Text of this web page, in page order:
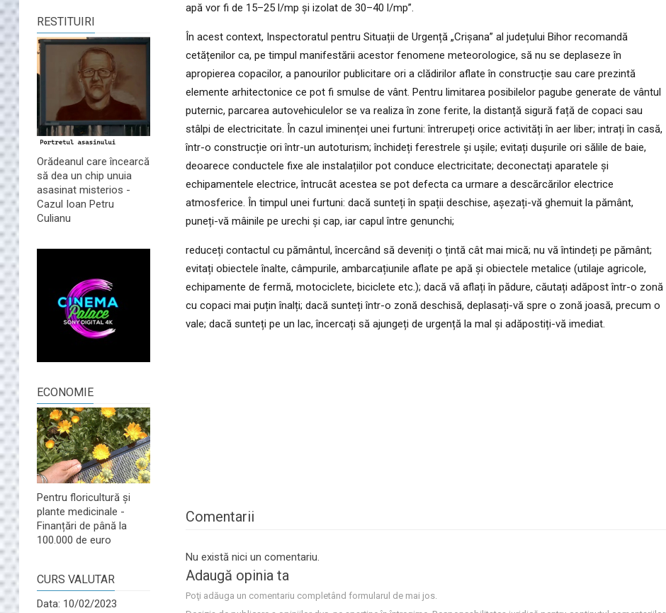
RESTITUIRI
Orădeanul care încearcă
să dea un chip unuia
asasinat misterios -
Cazul Ioan Petru
Culianu
ECONOMIE
Pentru floricultură și
plante medicinale -
Finanțări de până la
100.000 de euro
CURS VALUTAR
Data: 10/02/2023
apă vor fi de 15–25 l/mp și izolat de 30–40 l/mp”.
În acest context, Inspectoratul pentru Situații de Urgență „Crișana” al județului Bihor recomandă
cetățenilor ca, pe timpul manifestării acestor fenomene meteorologice, să nu se deplaseze în
apropierea copacilor, a panourilor publicitare ori a clădirilor aflate în construcție sau care prezintă
elemente arhitectonice ce pot fi smulse de vânt. Pentru limitarea posibilelor pagube generate de vântul
puternic, parcarea autovehiculelor se va realiza în zone ferite, la distanță sigură față de copaci sau
stâlpi de electricitate. În cazul iminenței unei furtuni: întrerupeți orice activități în aer liber; intrați în casă,
într-o construcție ori într-un autoturism; închideți ferestrele și ușile; evitați dușurile ori sălile de baie,
deoarece conductele fixe ale instalațiilor pot conduce electricitate; deconectați aparatele și
echipamentele electrice, întrucât acestea se pot defecta ca urmare a descărcărilor electrice
atmosferice. În timpul unei furtuni: dacă sunteți în spații deschise, așezați-vă ghemuit la pământ,
puneți-vă mâinile pe urechi și cap, iar capul între genunchi;
reduceți contactul cu pământul, încercând să deveniți o țintă cât mai mică; nu vă întindeți pe pământ;
evitați obiectele înalte, câmpurile, ambarcațiunile aflate pe apă și obiectele metalice (utilaje agricole,
echipamente de fermă, motociclete, biciclete etc.); dacă vă aflați în pădure, căutați adăpost într-o zonă
cu copaci mai puțin înalți; dacă sunteți într-o zonă deschisă, deplasați-vă spre o zonă joasă, precum o
vale; dacă sunteți pe un lac, încercați să ajungeți de urgență la mal și adăpostiți-vă imediat.
Comentarii
Nu există nici un comentariu.
Adaugă opinia ta
Poţi adăuga un comentariu completând formularul de mai jos.